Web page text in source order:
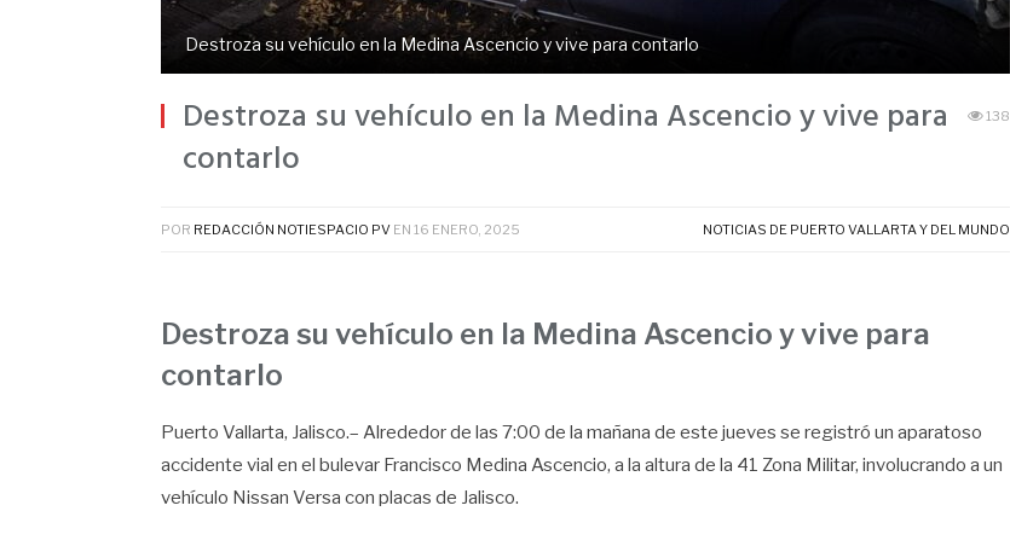
Destroza su vehículo en la Medina Ascencio y vive para contarlo
Destroza su vehículo en la Medina Ascencio y vive para
contarlo
138
POR REDACCIÓN NOTIESPACIO PV EN 16 ENERO, 2025 NOTICIAS DE PUERTO VALLARTA Y DEL MUNDO
Destroza su vehículo en la Medina Ascencio y vive para
contarlo
Puerto Vallarta, Jalisco.– Alrededor de las 7:00 de la mañana de este jueves se registró un aparatoso
accidente vial en el bulevar Francisco Medina Ascencio, a la altura de la 41 Zona Militar, involucrando a un
vehículo Nissan Versa con placas de Jalisco.